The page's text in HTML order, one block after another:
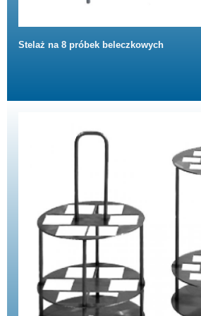
Stelaż na 8 próbek beleczkowych